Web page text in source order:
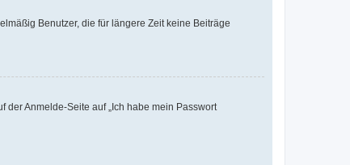
Benutzer, die für längere Zeit keine Beiträge
Anmelde-Seite auf „Ich habe mein Passwort